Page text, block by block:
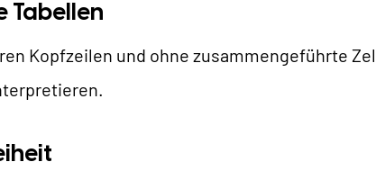
Tabellen
Kopfzeilen und ohne zusammengeführte